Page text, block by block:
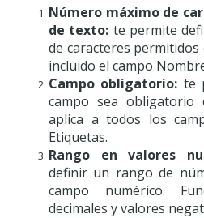
Número máximo de
de texto: te permite
de caracteres
incluido el campo
Campo obligatorio: te
campo sea obligatorio
aplica a todos los
Etiquetas.
Rango en valores
definir un rango de
campo numérico.
decimales y valores